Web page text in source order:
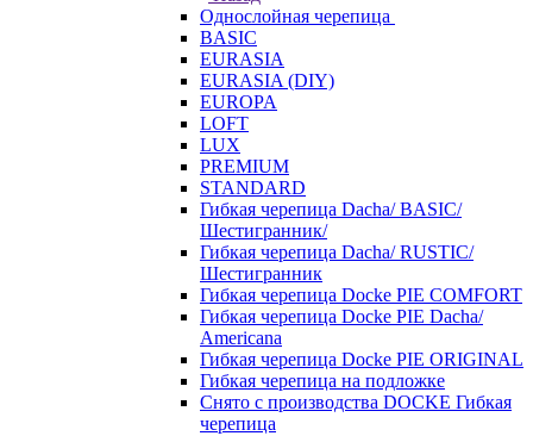
Однослойная черепица
BASIC
EURASIA
EURASIA (DIY)
EUROPA
LOFT
LUX
PREMIUM
STANDARD
Гибкая черепица Dacha/ BASIC/
Шестигранник/
Гибкая черепица Dacha/ RUSTIC/
Шестигранник
Гибкая черепица Docke PIE COMFORT
Гибкая черепица Docke PIE Dacha/
Americana
Гибкая черепица Docke PIE ОRIGINАL
Гибкая черепица на подложке
Снято с производства DOCKE Гибкая
черепица